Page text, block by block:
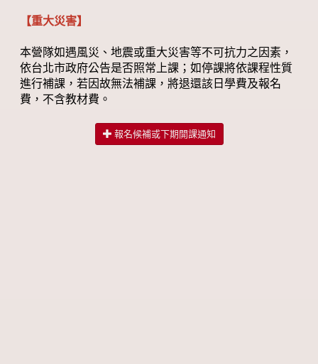
【重大災害】
本營隊如遇風災、地震或重大災害等不可抗力之因素，
依台北市政府公告是否照常上課；如停課將依課程性質
進行補課，若因故無法補課，將退還該日學費及報名
費，不含教材費。
報名候補或下期開課通知